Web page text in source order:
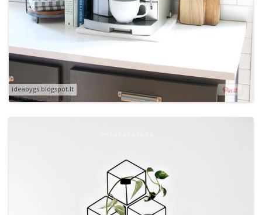
ideabygs.blogspot.lt